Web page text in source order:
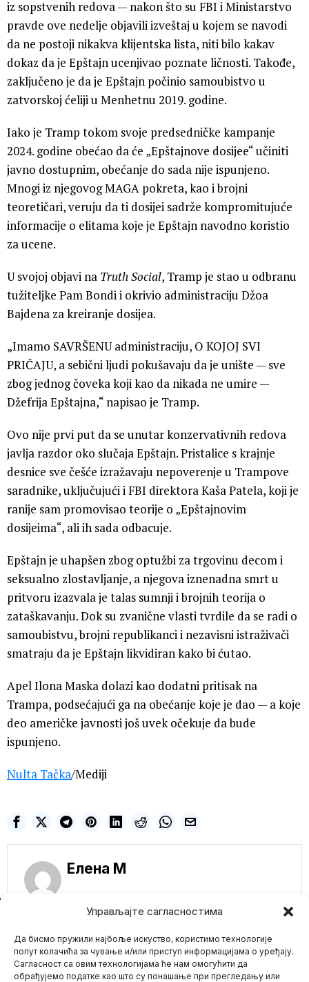
Управљајте сагласностима
Да бисмо пружили најбоље искуство, користимо технологије
попут колачића за чување и/или приступ информацијама о уређају.
Сагласност са овим технологијама ће нам омогућити да
обрађујемо податке као што су понашање при прегледању или
iz sopstvenih redova — nakon što su FBI i Ministarstvo
pravde ove nedelje objavili izveštaj u kojem se navodi
da ne postoji nikakva klijentska lista, niti bilo kakav
dokaz da je Epštajn ucenjivao poznate ličnosti. Takođe,
zaključeno je da je Epštajn počinio samoubistvo u
zatvorskoj ćeliji u Menhetnu 2019. godine.
Iako je Tramp tokom svoje predsedničke kampanje
2024. godine obećao da će „Epštajnove dosijee“ učiniti
javno dostupnim, obećanje do sada nije ispunjeno.
Mnogi iz njegovog MAGA pokreta, kao i brojni
teoretičari, veruju da ti dosijei sadrže kompromitujuće
informacije o elitama koje je Epštajn navodno koristio
za ucene.
U svojoj objavi na Truth Social, Tramp je stao u odbranu
tužiteljke Pam Bondi i okrivio administraciju Džoa
Bajdena za kreiranje dosijea.
„Imamo SAVRŠENU administraciju, O KOJOJ SVI
PRIČAJU, a sebični ljudi pokušavaju da je unište — sve
zbog jednog čoveka koji kao da nikada ne umire —
Džefrija Epštajna,“ napisao je Tramp.
Ovo nije prvi put da se unutar konzervativnih redova
javlja razdor oko slučaja Epštajn. Pristalice s krajnje
desnice sve češće izražavaju nepoverenje u Trampove
saradnike, uključujući i FBI direktora Kaša Patela, koji je
ranije sam promovisao teorije o „Epštajnovim
dosijeima“, ali ih sada odbacuje.
Epštajn je uhapšen zbog optužbi za trgovinu decom i
seksualno zlostavljanje, a njegova iznenadna smrt u
pritvoru izazvala je talas sumnji i brojnih teorija o
zataškavanju. Dok su zvanične vlasti tvrdile da se radi o
samoubistvu, brojni republikanci i nezavisni istraživači
smatraju da je Epštajn likvidiran kako bi ćutao.
Apel Ilona Maska dolazi kao dodatni pritisak na
Trampa, podsećajući ga na obećanje koje je dao — a koje
deo američke javnosti još uvek očekuje da bude
ispunjeno.
Nulta Tačka/Mediji
Елена M
mejnstrim medija!
Gasi se MTV news
Prvo BuzzFeed, zatim
Vice News, a sada MTV